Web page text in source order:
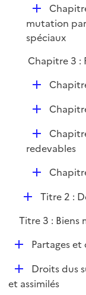
p
l
i
e
r
D
é
p
i
mutation
spéciaux
Chapitre 3 :
D
e
D
l
r
D
é
i
e
r
redevables
D
p
l
i
e
D
p
l
e
r
Titre 2 :
Titre 3 : Biens
D
l
Partages
D
é
Droits dus
et assimilés